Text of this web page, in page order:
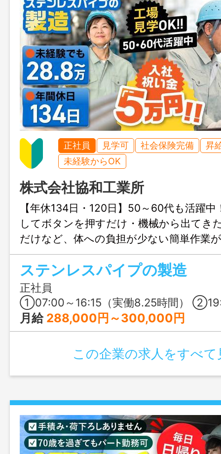
正社員 見学可 社会保険完備
昇
未経験からOK
株式会社協和工業所
【年休134日・120日】50～60代も活躍
してボタンを押すだけ・機械から出てき
だけなど、体への負担が少ない簡単作業
職場見学も可能なため、未経験で工場勤
らないという方も、安心してご応募いた
に、入社祝い金5万円進呈！
ステンレスパイプの製造
正社員
①07:00～16:15（実働8.25時間） ②19:00～04:15（実働8.25時間）
月給 288,000円～300,000円
この企業の求人をすべて